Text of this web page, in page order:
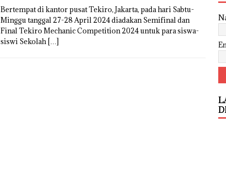
Bertempat di kantor pusat Tekiro, Jakarta, pada hari Sabtu-
Minggu tanggal 27-28 April 2024 diadakan Semifinal dan
Final Tekiro Mechanic Competition 2024 untuk para siswa-
siswi Sekolah […]